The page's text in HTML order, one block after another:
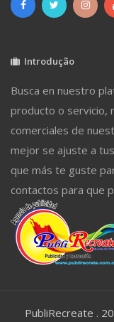
Introdução
Busca en nuestro
producto o servicio,
comerciales de
mejor se ajuste a
que más te guste
contactos para que
PubliRecreate .